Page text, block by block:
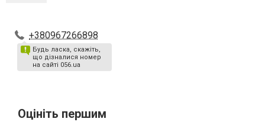
+380967266898
Будь ласка, скажіть,
що дізналися номер
на сайті 056.ua
Оцініть першим